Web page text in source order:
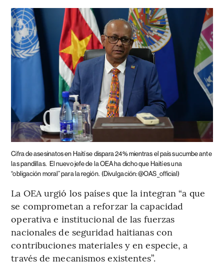
Cifra de asesinatos en Haití se dispara 24% mientras el país sucumbe ante
las pandillas. El nuevo jefe de la OEA ha dicho que Haití es una
“obligación moral” para la región. (Divulgación: @OAS_official)
La OEA urgió los países que la integran “a que
se comprometan a reforzar la capacidad
operativa e institucional de las fuerzas
nacionales de seguridad haitianas con
contribuciones materiales y en especie, a
través de mecanismos existentes”.